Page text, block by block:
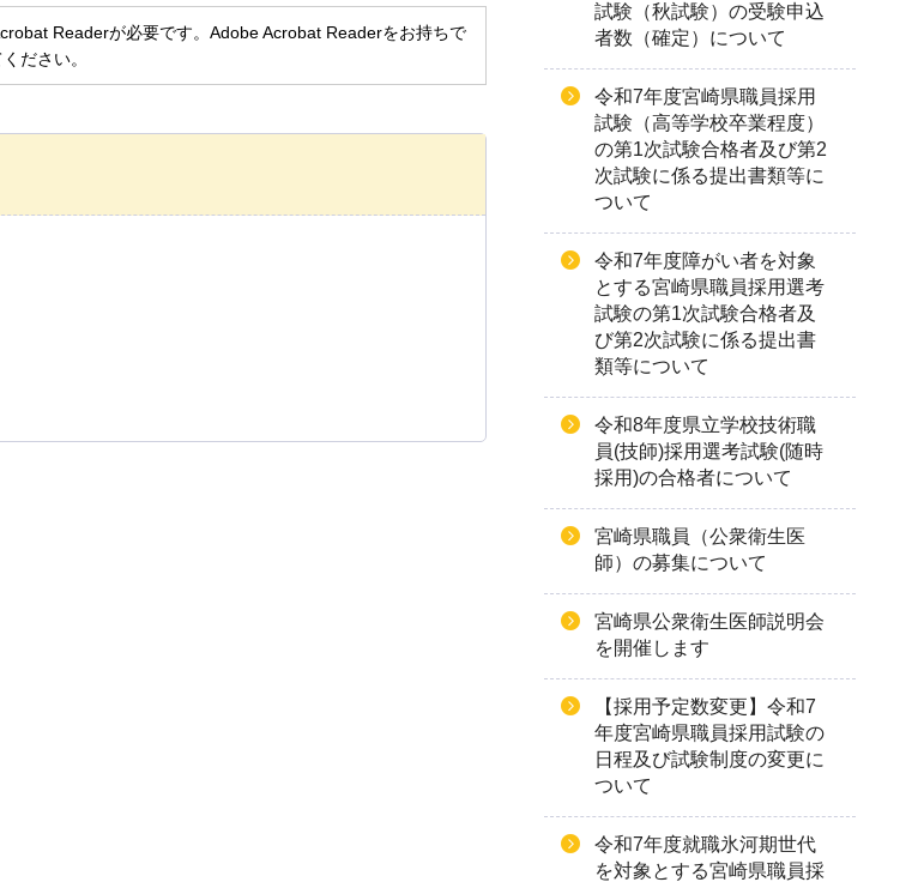
Readerが必要です。Adobe Acrobat Readerをお持ちで
ださい。
試験（秋試験）の受験申込
者数（確定）について
令和7年度宮崎県職員採用
試験（高等学校卒業程度）
の第1次試験合格者及び第2
次試験に係る提出書類等に
ついて
令和7年度障がい者を対象
とする宮崎県職員採用選考
試験の第1次試験合格者及
び第2次試験に係る提出書
類等について
令和8年度県立学校技術職
員(技師)採用選考試験(随時
採用)の合格者について
宮崎県職員（公衆衛生医
師）の募集について
宮崎県公衆衛生医師説明会
を開催します
【採用予定数変更】令和7
年度宮崎県職員採用試験の
日程及び試験制度の変更に
ついて
令和7年度就職氷河期世代
を対象とする宮崎県職員採